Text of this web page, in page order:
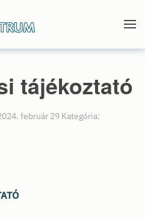
tájékoztató
február 29 Kategória: